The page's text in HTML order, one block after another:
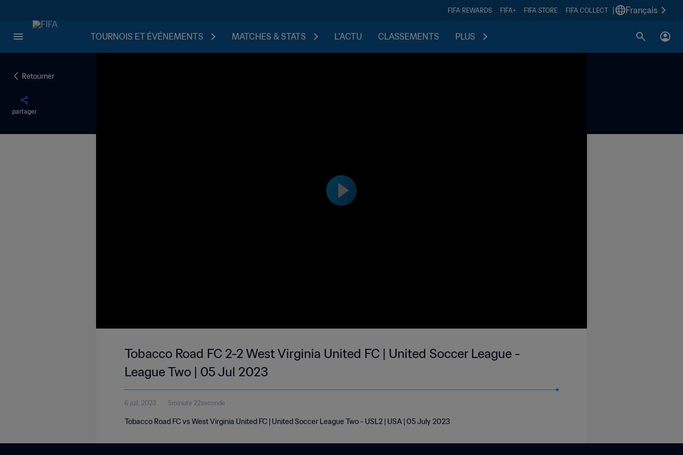
FIFA REWARDS FIFA+ FIFA STORE FIFA COLLECT Français
TOURNOIS ET ÉVÉNEMENTS MATCHES & STATS L'ACTU CLASSEMENTS PLUS
Retourner
partager
Tobacco Road FC 2-2 West Virginia United FC | United Soccer League -
League Two | 05 Jul 2023
6 juil. 2023 5minute 22seconde
Tobacco Road FC vs West Virginia United FC | United Soccer League Two - USL2 | USA | 05 July 2023